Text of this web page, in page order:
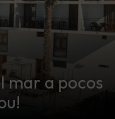
mar a pocos